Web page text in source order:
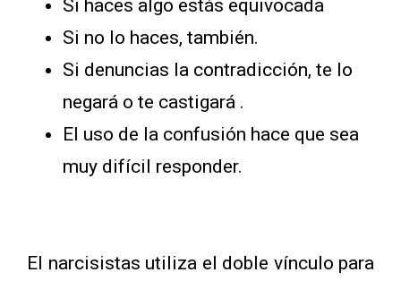
Si haces algo estás equivocada
Si no lo haces, también.
Si denuncias la contradicción, te lo
negará o te castigará .
El uso de la confusión hace que sea
muy difícil responder.
El narcisistas utiliza el doble vínculo para